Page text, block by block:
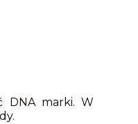
DNA marki. W